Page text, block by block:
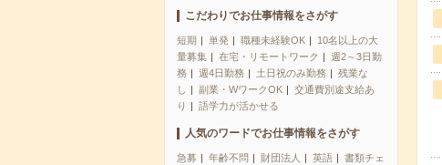
こだわりでお仕事情報をさがす
短期 単発 職種未経験OK
10名以上の大
量募集
在宅・リモートワーク
週2～3日勤
務
週4日勤務 土日祝のみ勤務
残業な
し
副業・WワークOK
交通費別途支給あ
り
語学力が活かせる
人気のワードでお仕事情報をさがす
急募 年齢不問 財団法人 英語
書類チェ